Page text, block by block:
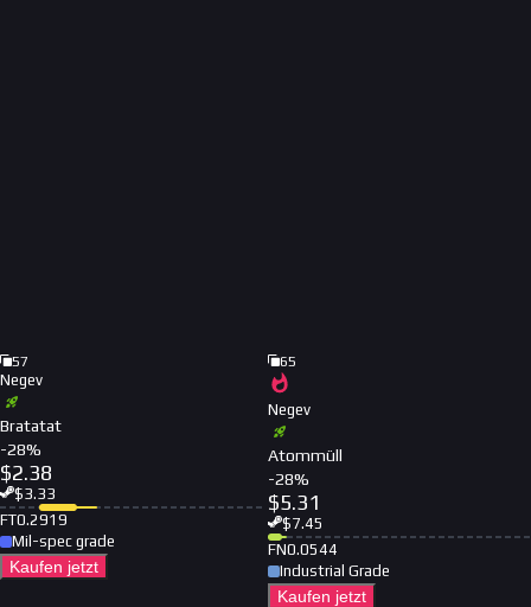
57
Negev
Bratatat
-28%
$2.38
$3.33
FT0.2919
Mil-spec grade
Kaufen jetzt
65
Negev
Atommüll
-28%
$5.31
$7.45
FN0.0544
Industrial Grade
Kaufen jetzt